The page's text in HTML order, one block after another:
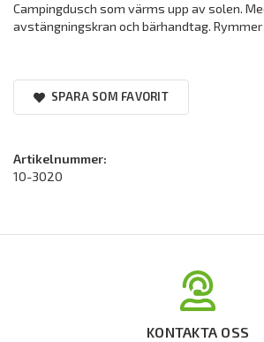
Campingdusch som värms upp av solen.
avstängningskran och bärhandtag.
SPARA SOM FAVORIT
Artikelnummer:
10-3020
KONTAKTA OSS